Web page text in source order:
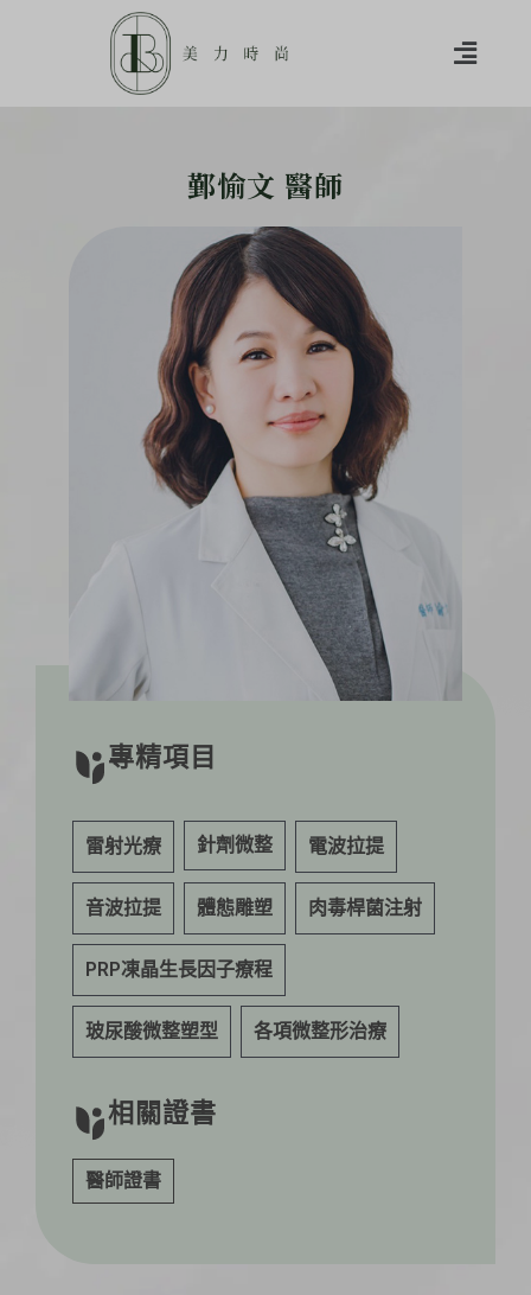
鄞愉文 醫師
專精項目
雷射光療 針劑微整 電波拉提
音波拉提 體態雕塑 肉毒桿菌注射
PRP凍晶生長因子療程
玻尿酸微整塑型 各項微整形治療
相關證書
醫師證書